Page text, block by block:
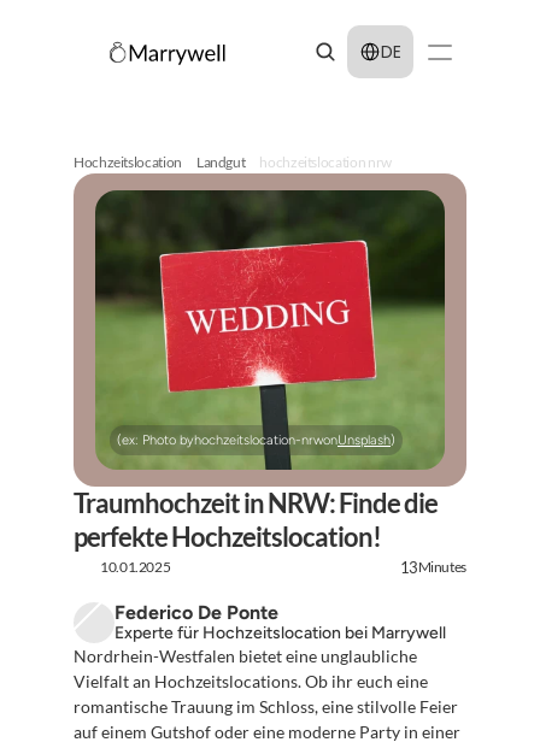
Select Language
DE
Hochzeitslocation Landgut hochzeitslocation nrw
(ex: Photo byhochzeitslocation-nrwonUnsplash)
Traumhochzeit in NRW: Finde die
perfekte Hochzeitslocation!
10.01.2025 13Minutes
Federico De Ponte
Experte für Hochzeitslocation bei Marrywell
Nordrhein-Westfalen bietet eine unglaubliche
Vielfalt an Hochzeitslocations. Ob ihr euch eine
romantische Trauung im Schloss, eine stilvolle Feier
auf einem Gutshof oder eine moderne Party in einer